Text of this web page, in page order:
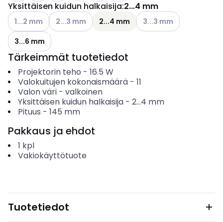
Yksittäisen kuidun halkaisija:2...4 mm
Katso käytettävissä olevat vaihtoehdot
1...2 mm Katso käytettävissä olevat vaihtoehdot
2...3 mm 2...4 mm Katso käytettävissä
3...3 mm
3...6 mm
Tärkeimmät tuotetiedot
Projektorin teho - 16.5 W
Valokuitujen kokonaismäärä- 11
Valon väri- valkoinen
Yksittäisen kuidun halkaisija- 2...4 mm
Pituus - 145 mm
Pakkaus ja ehdot
1 kpl
Vakiokäyttötuote
Tuotetiedot